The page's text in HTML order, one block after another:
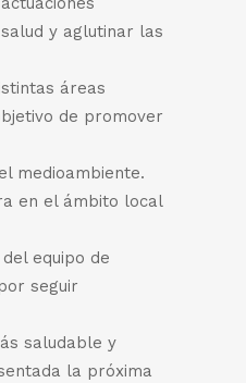
y aglutinar las
áreas
de promover
medioambiente.
en el ámbito local
equipo de
seguir
saludable y
la próxima